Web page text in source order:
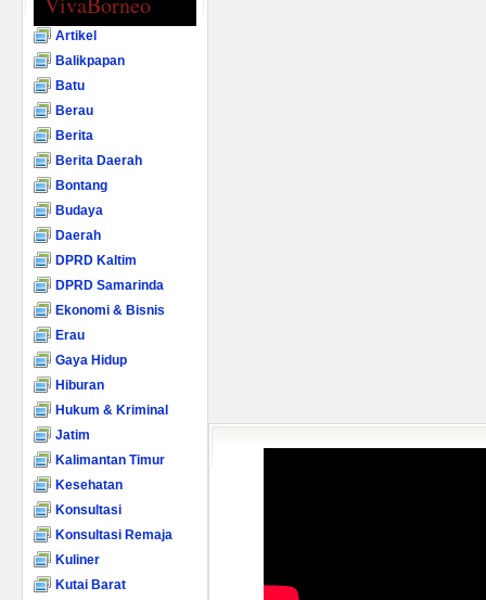
Artikel
Balikpapan
Batu
Berau
Berita
Berita Daerah
Bontang
Budaya
Daerah
DPRD Kaltim
DPRD Samarinda
Ekonomi & Bisnis
Erau
Gaya Hidup
Hiburan
Hukum & Kriminal
Jatim
Kalimantan Timur
Kesehatan
Konsultasi
Konsultasi Remaja
Kuliner
Kutai Barat